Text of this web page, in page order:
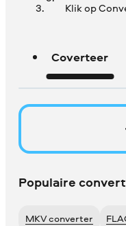
Klik op
Coverteer
Populaire
MKV converter